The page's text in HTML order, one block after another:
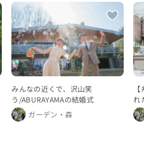
みんなの近くで、沢山笑
う/ABURAYAMAの結婚式
ガーデン・森
れ